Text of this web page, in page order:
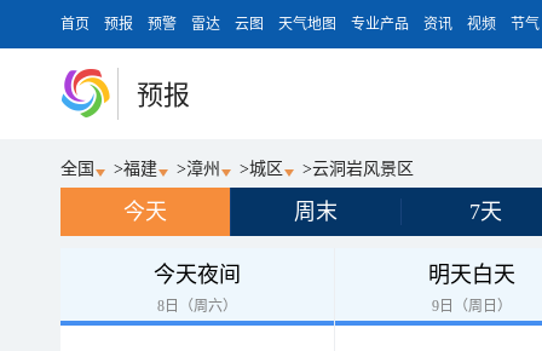
首页 预报 预警 雷达 云图 天气地图 专业产品 资讯 视频 节气
预报
全国 >福建 >漳州 >城区 >云洞岩风景区
今天 周末 7天
今天夜间
8日（周六）
明天白天
9日（周日）